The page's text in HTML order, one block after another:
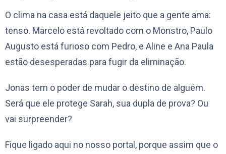
O clima na casa está daquele jeito que a gente ama:
tenso. Marcelo está revoltado com o Monstro, Paulo
Augusto está furioso com Pedro, e Aline e Ana Paula
estão desesperadas para fugir da eliminação.
Jonas tem o poder de mudar o destino de alguém.
Será que ele protege Sarah, sua dupla de prova? Ou
vai surpreender?
Fique ligado aqui no nosso portal, porque assim que o